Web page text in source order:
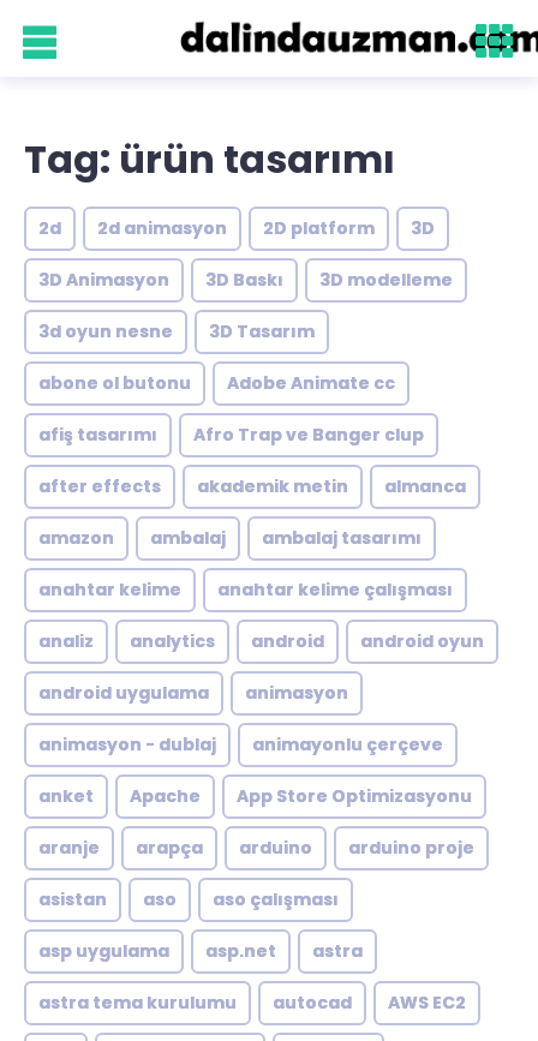
Tag: ürün tasarımı
2d 2d animasyon 2D platform 3D
3D Animasyon 3D Baskı 3D modelleme
3d oyun nesne 3D Tasarım
abone ol butonu Adobe Animate cc
afiş tasarımı Afro Trap ve Banger clup
after effects akademik metin almanca
amazon ambalaj ambalaj tasarımı
anahtar kelime anahtar kelime çalışması
analiz analytics android android oyun
android uygulama animasyon
animasyon - dublaj animayonlu çerçeve
anket Apache App Store Optimizasyonu
aranje arapça arduino arduino proje
asistan aso aso çalışması
asp uygulama asp.net astra
astra tema kurulumu autocad AWS EC2